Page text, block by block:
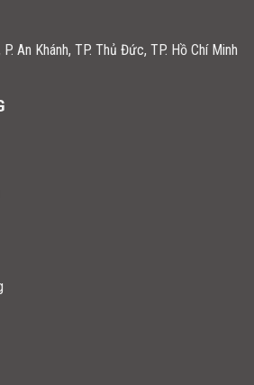
An Khánh, TP. Thủ Đức, TP. Hồ Chí Minh